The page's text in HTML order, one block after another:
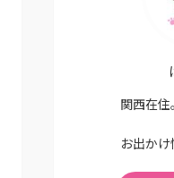
関西在住。
お出かけ情